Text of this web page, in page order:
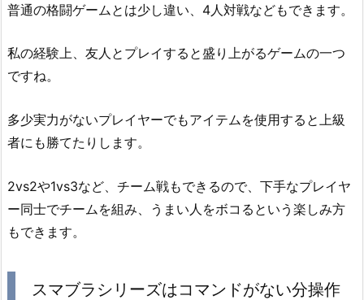
普通の格闘ゲームとは少し違い、4人対戦などもできます。
私の経験上、友人とプレイすると盛り上がるゲームの一つ
ですね。
多少実力がないプレイヤーでもアイテムを使用すると上級
者にも勝てたりします。
2vs2や1vs3など、チーム戦もできるので、下手なプレイヤ
ー同士でチームを組み、うまい人をボコるという楽しみ方
もできます。
スマブラシリーズはコマンドがない分操作